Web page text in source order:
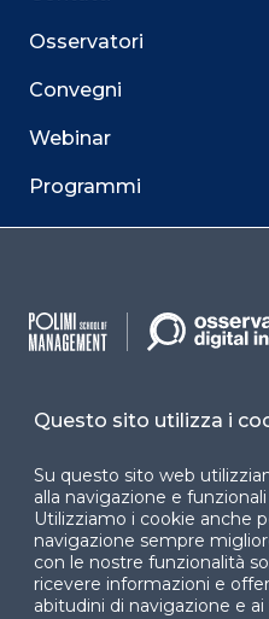
Osservatori
Convegni
Webinar
Programmi
YouTube X
Questo sito utilizza i
Su questo sito web
alla navigazione e
Utilizziamo i cookie anche
navigazione sempre
con le nostre funzionalità
ricevere informazioni e
abitudini di navigazione e